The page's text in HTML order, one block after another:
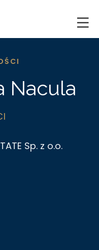
Nacula
Sp. z o.o.